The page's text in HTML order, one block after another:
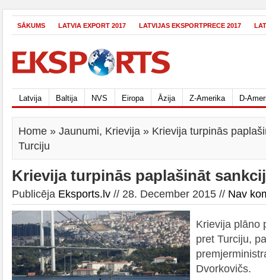
SĀKUMS LATVIA EXPORT 2017 LATVIJAS EKSPORTPRECE 2017
Latvija Baltija NVS Eiropa Āzija Z-Amerika D-
Home » Jaunumi, Krievija » Krievija turpinās
Turciju
Krievija turpinās paplašināt
Publicēja Eksports.lv // 28. December 2015 // Nav
Krievija plāno
pret Turciju,
Dvorkovičs.